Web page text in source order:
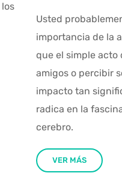
Usted
importancia de la
que el simple acto
amigos o percibir
impacto tan
radica en la
cerebro.
VER MÁS